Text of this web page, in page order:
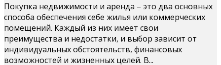
Покупка недвижимости и аренда – это два основных
способа обеспечения себе жилья или коммерческих
помещений. Каждый из них имеет свои
преимущества и недостатки, и выбор зависит от
индивидуальных обстоятельств, финансовых
возможностей и жизненных целей. В...